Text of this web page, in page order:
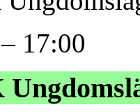
– 17:00